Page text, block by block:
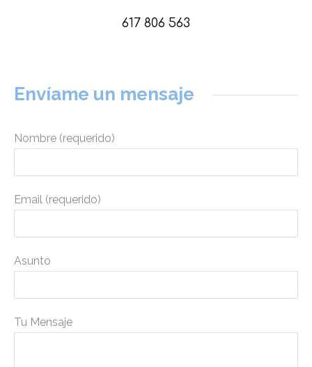
617 806 563
Envíame un mensaje
Nombre (requerido)
Email (requerido)
Asunto
Tu Mensaje